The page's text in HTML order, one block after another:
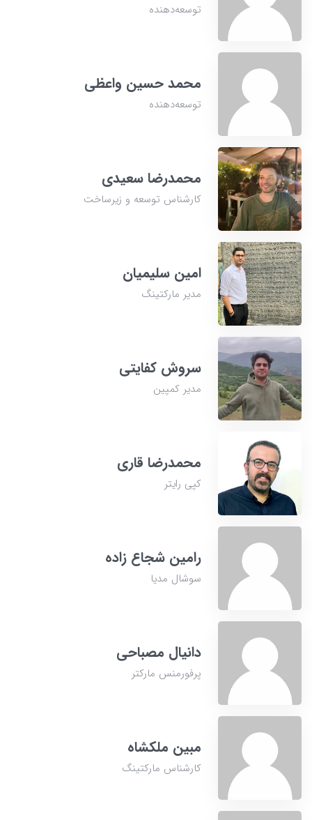
توسعه‌دهنده
محمد حسین واعظی
توسعه‌دهنده
محمدرضا سعیدی
کارشناس توسعه و زیرساخت
امین سلیمیان
مدیر مارکتینگ
سروش کفایتی
مدیر کمپین
محمدرضا قاری
کپی رایتر
رامین شجاع زاده
سوشال مدیا
دانیال مصباحی
پرفورمنس مارکتر
مبین ملکشاه
کارشناس مارکتینگ